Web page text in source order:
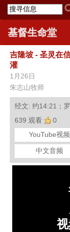
基督生命堂
吉隆坡 - 圣灵在
灌
1月26日
朱志山牧师
经文: 约14:21；
639 观看
0
YouTube视频
中文音频